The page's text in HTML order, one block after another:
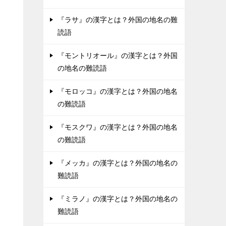
『ラサ』の漢字とは？外国の地名の難
読語
『モントリオール』の漢字とは？外国
の地名の難読語
『モロッコ』の漢字とは？外国の地名
の難読語
『モスクワ』の漢字とは？外国の地名
の難読語
『メッカ』の漢字とは？外国の地名の
難読語
『ミラノ』の漢字とは？外国の地名の
難読語